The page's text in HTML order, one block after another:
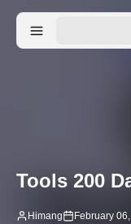
Tools 200
Himang February